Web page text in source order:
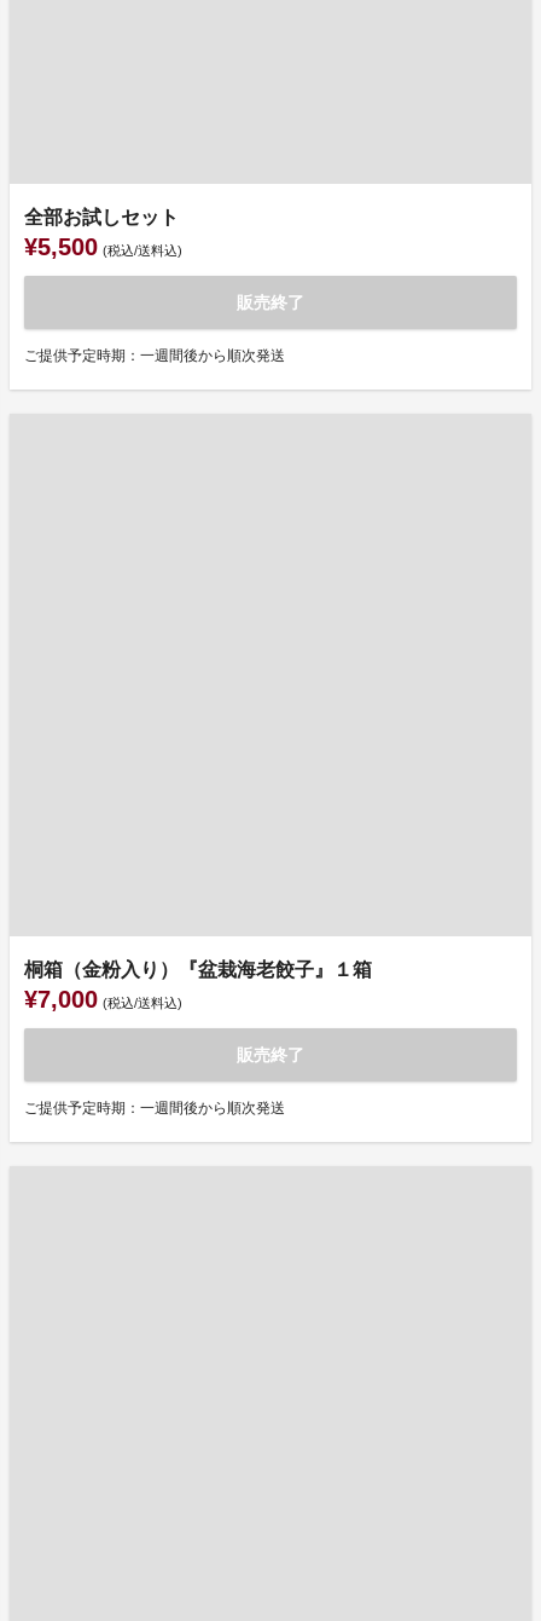
全部お試しセット
¥5,500 (税込/送料込)
販売終了
ご提供予定時期：一週間後から順次発送
桐箱（金粉入り）『盆栽海老餃子』１箱
¥7,000 (税込/送料込)
販売終了
ご提供予定時期：一週間後から順次発送